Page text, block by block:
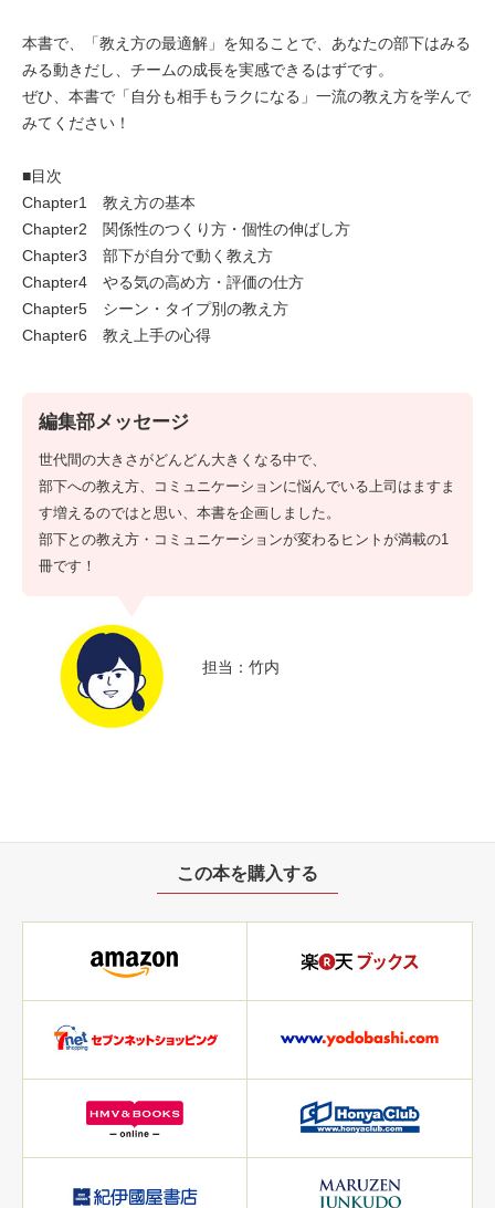
本書で、「教え方の最適解」を知ることで、あなたの部下はみる
みる動きだし、チームの成長を実感できるはずです。
ぜひ、本書で「自分も相手もラクになる」一流の教え方を学んで
みてください！
■目次
Chapter1 教え方の基本
Chapter2 関係性のつくり方・個性の伸ばし方
Chapter3 部下が自分で動く教え方
Chapter4 やる気の高め方・評価の仕方
Chapter5 シーン・タイプ別の教え方
Chapter6 教え上手の心得
編集部メッセージ
世代間の大きさがどんどん大きくなる中で、
部下への教え方、コミュニケーションに悩んでいる上司はますま
す増えるのではと思い、本書を企画しました。
部下との教え方・コミュニケーションが変わるヒントが満載の1
冊です！
担当：竹内
この本を購入する